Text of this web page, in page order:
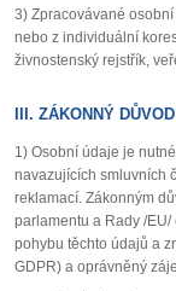
3) Zpracovávané
nebo z individuální
živnostenský rejstřík,
III. ZÁKONNÝ
1) Osobní údaje je
navazujících smluvních
reklamací. Zákonným
parlamentu a Rady /
pohybu těchto údajů a
GDPR) a oprávněný